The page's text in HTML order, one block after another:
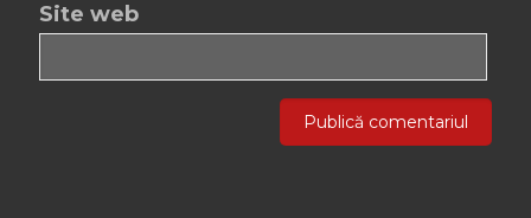
Site web